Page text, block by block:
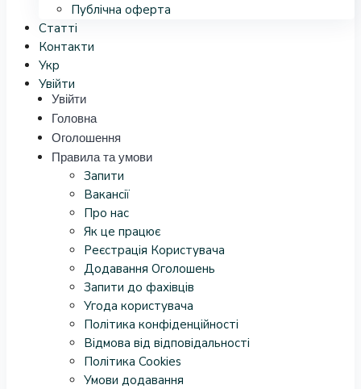
Публічна оферта
Статті
Контакти
Укр
Увійти
Увійти
Головна
Оголошення
Правила та умови
Запити
Вакансії
Про нас
Як це працює
Реєстрація Користувача
Додавання Оголошень
Запити до фахівців
Угода користувача
Політика конфіденційності
Відмова від відповідальності
Політика Cookies
Умови додавання